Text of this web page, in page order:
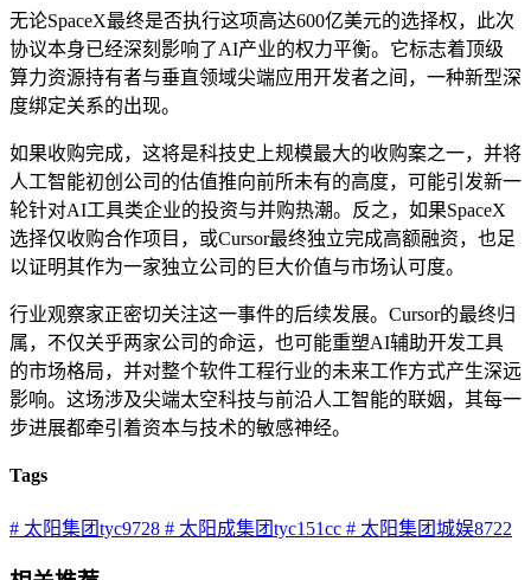
无论SpaceX最终是否执行这项高达600亿美元的选择权，此次
协议本身已经深刻影响了AI产业的权力平衡。它标志着顶级
算力资源持有者与垂直领域尖端应用开发者之间，一种新型深
度绑定关系的出现。
如果收购完成，这将是科技史上规模最大的收购案之一，并将
人工智能初创公司的估值推向前所未有的高度，可能引发新一
轮针对AI工具类企业的投资与并购热潮。反之，如果SpaceX
选择仅收购合作项目，或Cursor最终独立完成高额融资，也足
以证明其作为一家独立公司的巨大价值与市场认可度。
行业观察家正密切关注这一事件的后续发展。Cursor的最终归
属，不仅关乎两家公司的命运，也可能重塑AI辅助开发工具
的市场格局，并对整个软件工程行业的未来工作方式产生深远
影响。这场涉及尖端太空科技与前沿人工智能的联姻，其每一
步进展都牵引着资本与技术的敏感神经。
Tags
# 太阳集团tyc9728 # 太阳成集团tyc151cc # 太阳集团城娱8722